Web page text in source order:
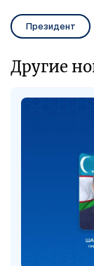
Президент
Другие